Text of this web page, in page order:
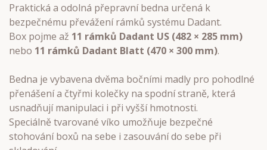
Praktická a odolná přepravní bedna určená k
bezpečnému převážení rámků systému Dadant.
Box pojme až 11 rámků Dadant US (482 × 285 mm)
nebo 11 rámků Dadant Blatt (470 × 300 mm).
Bedna je vybavena dvěma bočními madly pro pohodlné
přenášení a čtyřmi kolečky na spodní straně, která
usnadňují manipulaci i při vyšší hmotnosti.
Speciálně tvarované víko umožňuje bezpečné
stohování boxů na sebe i zasouvání do sebe při